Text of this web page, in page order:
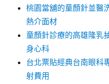
桃園當舖的童顏針並醫
熱介面材
童顏針診療的高雄隆乳
身心科
台北票貼經典台南眼科
射費用